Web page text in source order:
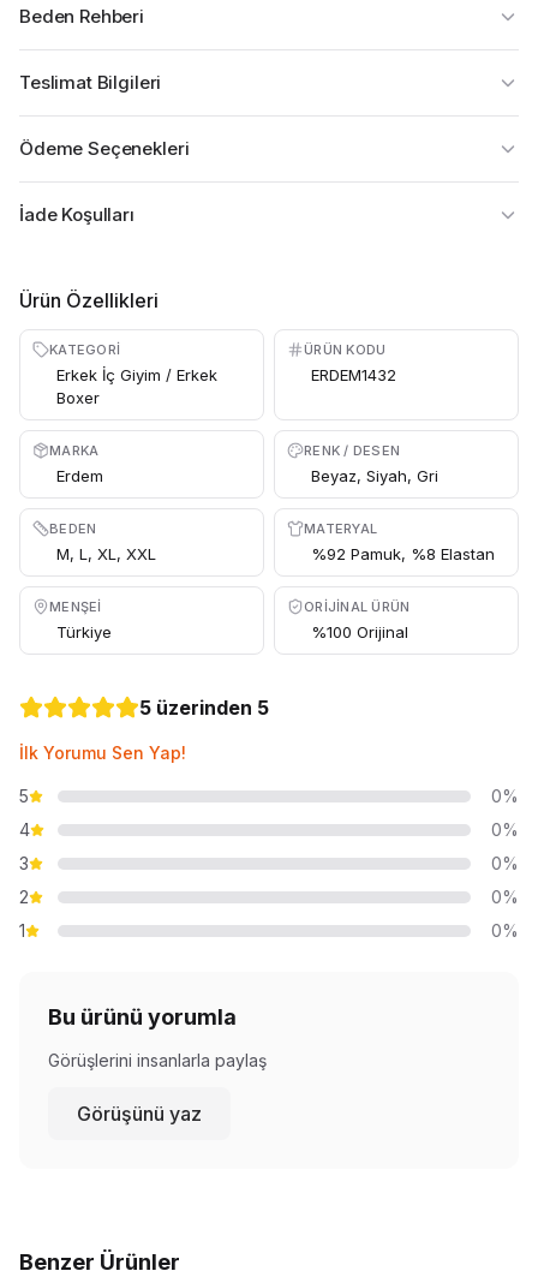
Beden Rehberi
Teslimat Bilgileri
Ödeme Seçenekleri
İade Koşulları
Ürün Özellikleri
KATEGORI
Erkek İç Giyim / Erkek
Boxer
ÜRÜN KODU
ERDEM1432
MARKA
Erdem
RENK / DESEN
Beyaz, Siyah, Gri
BEDEN
M, L, XL, XXL
MATERYAL
%92 Pamuk, %8 Elastan
MENŞEI
Türkiye
ORIJINAL ÜRÜN
%100 Orijinal
5 üzerinden 5
İlk Yorumu Sen Yap!
5
0%
4
0%
3
0%
2
0%
1
0%
Bu ürünü yorumla
Görüşlerini insanlarla paylaş
Görüşünü yaz
Benzer Ürünler